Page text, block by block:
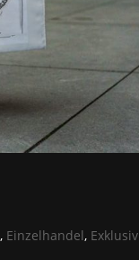
, Einzelhandel, Exklusiv